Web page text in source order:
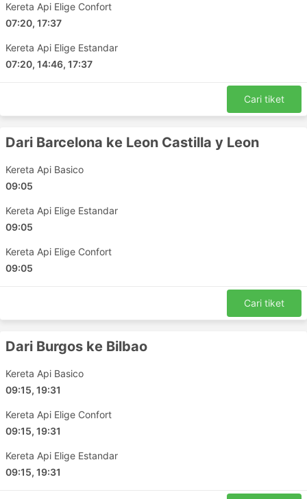
Stesen Popular Renfe Viajeros
Peta laluan Renfe Viajeros menampilkan stesen-stesen
berikut:
Sevilla Santa Justa
Aix en Provence TGV
Barcelona Sants
Cuenca Fernando Zobel
Valencia Joaquin Sorolla
Camp De Tarragona
Malaga Maria Zambrano
Almeria Train
Antequera Santa Ana
Lorca Sutullena
Cordoba
Kereta Api Elige Confort
07:20, 17:37
Kereta Api Elige Estandar
07:20, 14:46, 17:37
Cari tiket
Dari Barcelona ke Leon Castilla y Leon
Kereta Api Basico
09:05
Kereta Api Elige Estandar
09:05
Kereta Api Elige Confort
09:05
Cari tiket
Dari Burgos ke Bilbao
Kereta Api Basico
09:15, 19:31
Kereta Api Elige Confort
09:15, 19:31
Kereta Api Elige Estandar
09:15, 19:31